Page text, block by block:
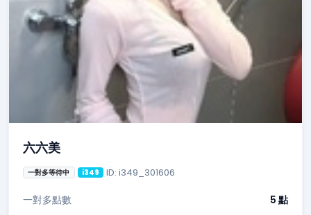
六六美
一對多等待中 i349 ID: i349_301606
一對多點數
5 點